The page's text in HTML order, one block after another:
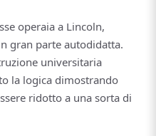
operaia a Lincoln,
gran parte autodidatta.
universitaria
la logica dimostrando
ridotto a una sorta di